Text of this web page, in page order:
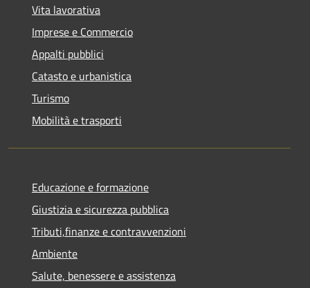
Vita lavorativa
Imprese e Commercio
Appalti pubblici
Catasto e urbanistica
Turismo
Mobilità e trasporti
Educazione e formazione
Giustizia e sicurezza pubblica
Tributi,finanze e contravvenzioni
Ambiente
Salute, benessere e assistenza